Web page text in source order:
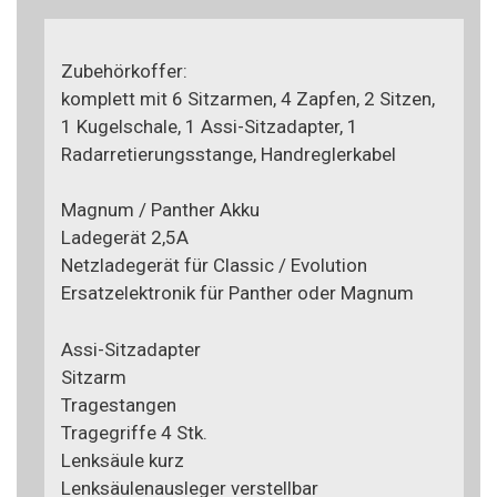
Zubehörkoffer:
komplett mit 6 Sitzarmen, 4 Zapfen, 2 Sitzen,
1 Kugelschale, 1 Assi-Sitzadapter, 1
Radarretierungsstange, Handreglerkabel
Magnum / Panther Akku
Ladegerät 2,5A
Netzladegerät für Classic / Evolution
Ersatzelektronik für Panther oder Magnum
Assi-Sitzadapter
Sitzarm
Tragestangen
Tragegriffe 4 Stk.
Lenksäule kurz
Lenksäulenausleger verstellbar